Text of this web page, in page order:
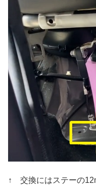
↑ 交換にはステーの